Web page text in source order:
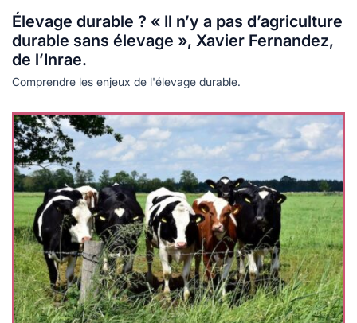
végétariennes
plus de recyclage
durables
naturel
de recyclage
saison
responsables
douce
Élevage durable ? « Il n’y a pas d’agriculture
durable sans élevage », Xavier Fernandez,
de l’Inrae.
Comprendre les enjeux de l'élevage durable.